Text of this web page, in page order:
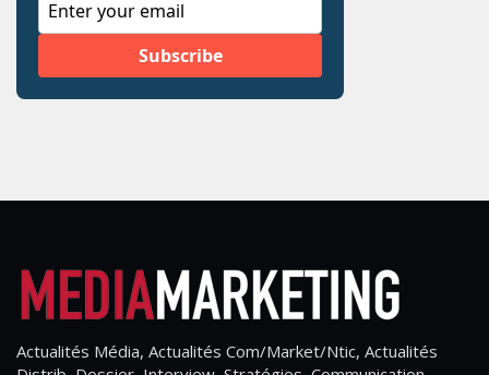
Actualités Média, Actualités Com/Market/Ntic, Actualités